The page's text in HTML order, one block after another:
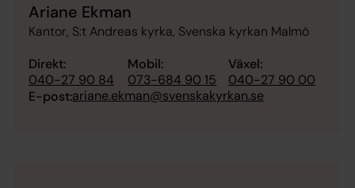
Ariane Ekman
Kantor, S:t Andreas kyrka, Svenska kyrkan Malmö
Direkt:
040-27 90 84
Mobil:
073-684 90 15
Växel:
040-27 90 00
E-post:ariane.ekman@svenskakyrkan.se